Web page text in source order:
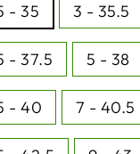
- 35 3 - 35.5
- 37.5 5 - 38
- 40 7 - 40.5